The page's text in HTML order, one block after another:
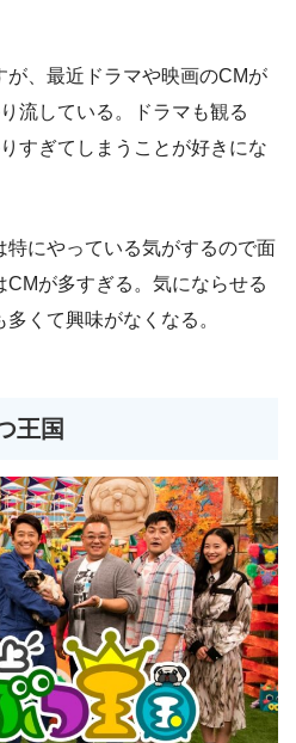
が、最近ドラマや映画のCMが
流している。ドラマも観る
すぎてしまうことが好きにな
特にやっている気がするので面
が多すぎる。気にならせる
くて興味がなくなる。
王国